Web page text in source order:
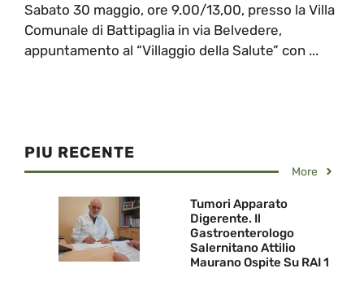
Sabato 30 maggio, ore 9.00/13,00, presso la Villa
Comunale di Battipaglia in via Belvedere,
appuntamento al “Villaggio della Salute” con ...
PIU RECENTE
More
Tumori Apparato
Digerente. Il
Gastroenterologo
Salernitano Attilio
Maurano Ospite Su RAI 1